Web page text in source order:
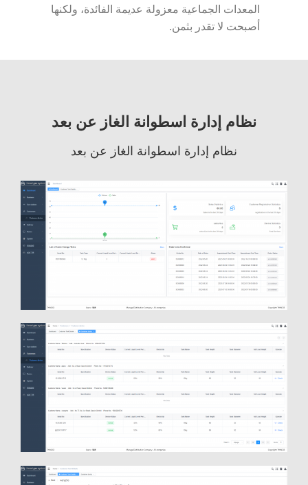
المعدات الجماعية معزولة عديمة الفائدة، ولكنها
أصبحت لا تقدر بثمن.
نظام إدارة اسطوانة الغاز عن بعد
نظام إدارة اسطوانة الغاز عن بعد